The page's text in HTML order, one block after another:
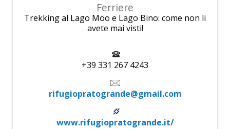
Ferriere
Trekking al Lago Moo e Lago Bino: come non li
avete mai visti!
+39 331 267 4243
rifugiopratogrande@gmail.com
www.rifugiopratogrande.it/